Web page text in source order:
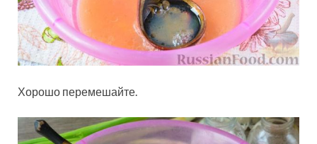
Хорошо перемешайте.